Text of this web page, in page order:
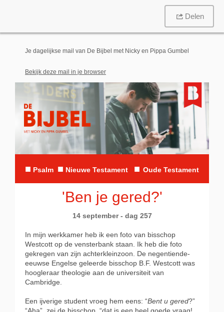
Delen
Je dagelijkse mail van De Bijbel met Nicky en Pippa Gumbel
Bekijk deze mail in je browser
■ Psalm ■ Nieuwe Testament ■ Oude Testament
'Ben je gered?'
14 september - dag 257
In mijn werkkamer heb ik een foto van bisschop
Westcott op de vensterbank staan. Ik heb die foto
gekregen van zijn achterkleinzoon. De negentiende-
eeuwse Engelse geleerde bisschop B.F. Westcott was
hoogleraar theologie aan de universiteit van
Cambridge.
Een ijverige student vroeg hem eens: “Bent u gered?”